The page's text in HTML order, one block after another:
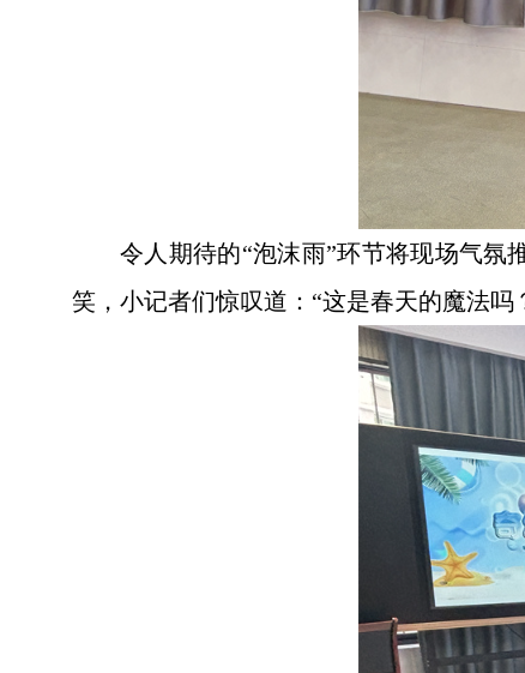
令人期待的“泡沫雨”环节将现场气氛
笑，小记者们惊叹道：“这是春天的魔法吗